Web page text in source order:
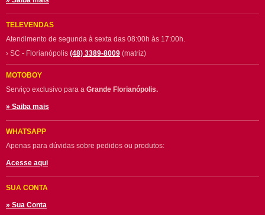
TELEVENDAS
Atendimento de segunda à sexta das 08:00h às 17:00h.
› SC - Florianópolis (48) 3389-8009 (matriz)
MOTOBOY
Serviço exclusivo para a Grande Florianópolis.
» Saiba mais
WHATSAPP
Apenas para dúvidas sobre pedidos ou produtos:
Acesse aqui
SUA CONTA
» Sua Conta